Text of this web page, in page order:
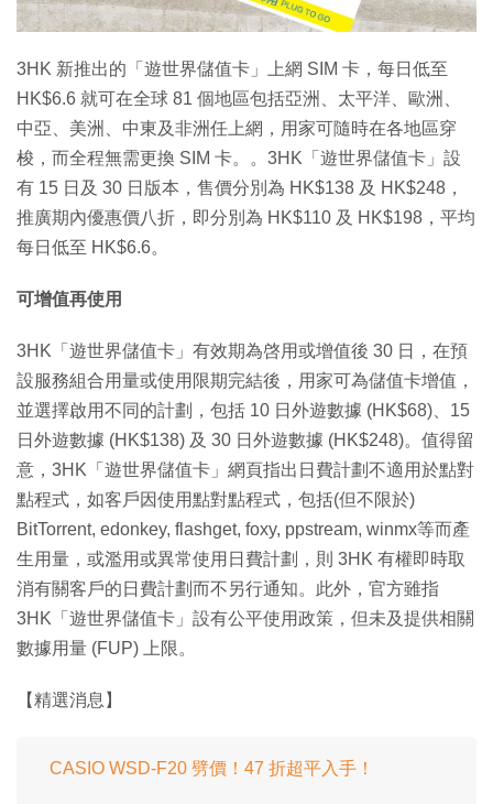
3HK 新推出的「遊世界儲值卡」上網 SIM 卡，每日低至
HK$6.6 就可在全球 81 個地區包括亞洲、太平洋、歐洲、
中亞、美洲、中東及非洲任上網，用家可隨時在各地區穿
梭，而全程無需更換 SIM 卡。。3HK「遊世界儲值卡」設
有 15 日及 30 日版本，售價分別為 HK$138 及 HK$248，
推廣期內優惠價八折，即分別為 HK$110 及 HK$198，平均
每日低至 HK$6.6。
可增值再使用
3HK「遊世界儲值卡」有效期為啓用或增值後 30 日，在預
設服務組合用量或使用限期完結後，用家可為儲值卡增值，
並選擇啟用不同的計劃，包括 10 日外遊數據 (HK$68)、15
日外遊數據 (HK$138) 及 30 日外遊數據 (HK$248)。值得留
意，3HK「遊世界儲值卡」網頁指出日費計劃不適用於點對
點程式，如客戶因使用點對點程式，包括(但不限於)
BitTorrent, edonkey, flashget, foxy, ppstream, winmx等而產
生用量，或濫用或異常使用日費計劃，則 3HK 有權即時取
消有關客戶的日費計劃而不另行通知。此外，官方雖指
3HK「遊世界儲值卡」設有公平使用政策，但未及提供相關
數據用量 (FUP) 上限。
【精選消息】
CASIO WSD-F20 劈價！47 折超平入手！